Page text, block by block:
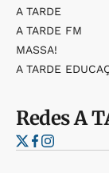
A TARDE
A TARDE FM
MASSA!
A TARDE
RedesA